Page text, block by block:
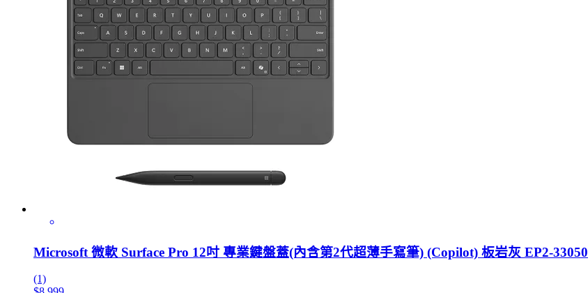
Microsoft 微軟 Surface Pro 12吋 專業鍵盤蓋(內含第2代超薄手寫筆) (Copilot) 板岩灰 EP2-33050
(1)